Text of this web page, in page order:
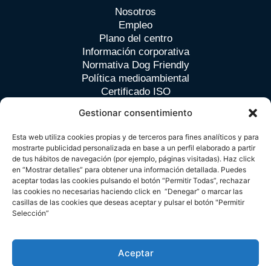
Gestionar consentimiento
Esta web utiliza cookies propias y de terceros para fines analíticos y para
mostrarte publicidad personalizada en base a un perfil elaborado a partir
de tus hábitos de navegación (por ejemplo, páginas visitadas). Haz click
en “Mostrar detalles” para obtener una información detallada. Puedes
aceptar todas las cookies pulsando el botón “Permitir Todas”, rechazar
las cookies no necesarias haciendo click en “Denegar” o marcar las
casillas de las cookies que deseas aceptar y pulsar el botón "Permitir
Selección”
Aceptar
Nosotros
Empleo
Plano del centro
Información corporativa
Normativa Dog Friendly
Política medioambiental
Certificado ISO
Contacto
Avda. de Europa nº 26 B · Pozuelo de Alarcón · Madrid
Tlf. (+34) 91 709 33 98
spain.zielo@cbre.com
2024 Zielo Shopping Pozuelo. Todos los derechos
reservados.